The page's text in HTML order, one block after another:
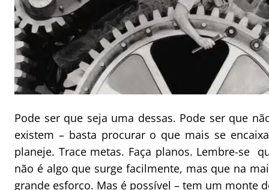
Pode ser que seja uma dessas. Pode ser que
existem – basta procurar o que mais se
planeje. Trace metas. Faça planos. Lembre-se
não é algo que surge facilmente, mas que na
grande esforço. Mas é possível – tem um monte